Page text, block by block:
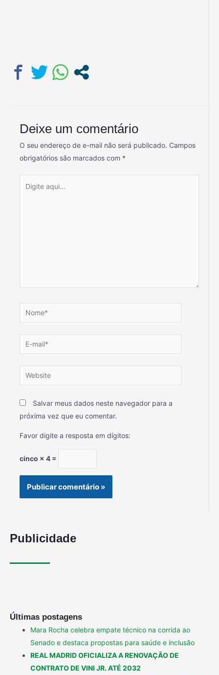
Deixe um comentário
O seu endereço de e-mail não será publicado. Campos
obrigatórios são marcados com *
Salvar meus dados neste navegador para a
próxima vez que eu comentar.
Favor digite a resposta em dígitos:
cinco × 4 =
Publicidade
Últimas postagens
Mara Rocha celebra empate técnico na corrida ao
Senado e destaca propostas para saúde e inclusão
REAL MADRID OFICIALIZA A RENOVAÇÃO DE
CONTRATO DE VINI JR. ATÉ 2032